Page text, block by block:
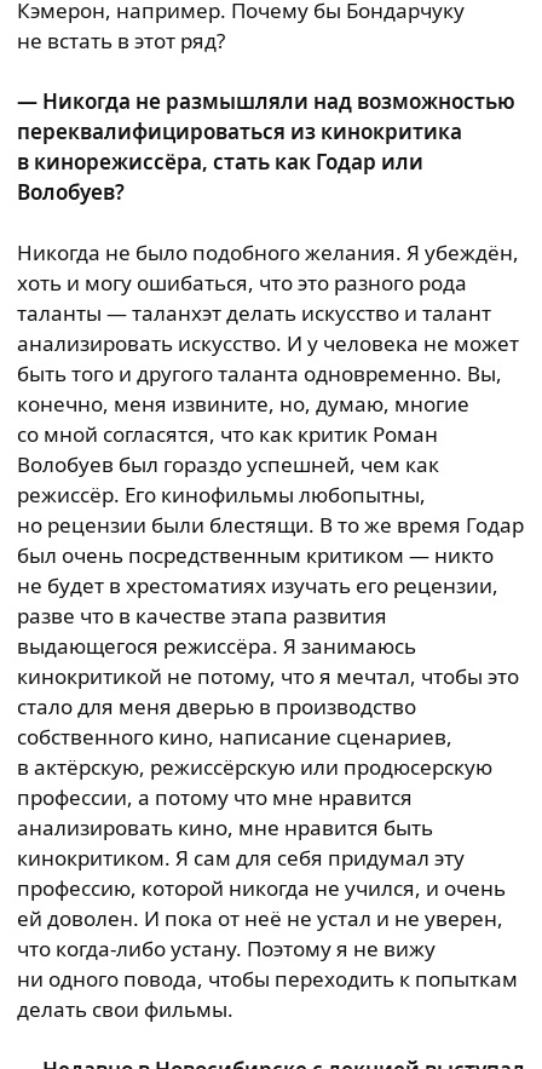
Кэмерон, например. Почему бы Бондарчуку
не встать в этот ряд?
— Никогда не размышляли над возможностью
переквалифицироваться из кинокритика
в кинорежиссёра, стать как Годар или
Волобуев?
Никогда не было подобного желания. Я убеждён,
хоть и могу ошибаться, что это разного рода
таланты — таланхэт делать искусство и талант
анализировать искусство. И у человека не может
быть того и другого таланта одновременно. Вы,
конечно, меня извините, но, думаю, многие
со мной согласятся, что как критик Роман
Волобуев был гораздо успешней, чем как
режиссёр. Его кинофильмы любопытны,
но рецензии были блестящи. В то же время Годар
был очень посредственным критиком — никто
не будет в хрестоматиях изучать его рецензии,
разве что в качестве этапа развития
выдающегося режиссёра. Я занимаюсь
кинокритикой не потому, что я мечтал, чтобы это
стало для меня дверью в производство
собственного кино, написание сценариев,
в актёрскую, режиссёрскую или продюсерскую
профессии, а потому что мне нравится
анализировать кино, мне нравится быть
кинокритиком. Я сам для себя придумал эту
профессию, которой никогда не учился, и очень
ей доволен. И пока от неё не устал и не уверен,
что когда-либо устану. Поэтому я не вижу
ни одного повода, чтобы переходить к попыткам
делать свои фильмы.